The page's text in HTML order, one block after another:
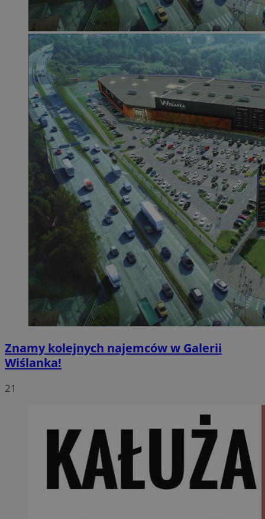
Znamy kolejnych najemców w Galerii
Wiślanka!
21